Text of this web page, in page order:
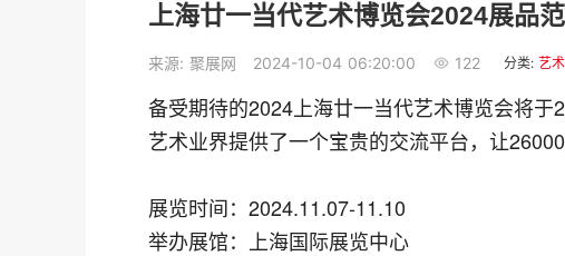
上海廿一当代艺术博览会2024展品范
来源: 聚展网 2024-10-04 06:20:00 122 分类: 艺
备受期待的2024上海廿一当代艺术博览会将
艺术业界提供了一个宝贵的交流平台，让
展览时间：2024.11.07-11.10
举办展馆：上海国际展览中心